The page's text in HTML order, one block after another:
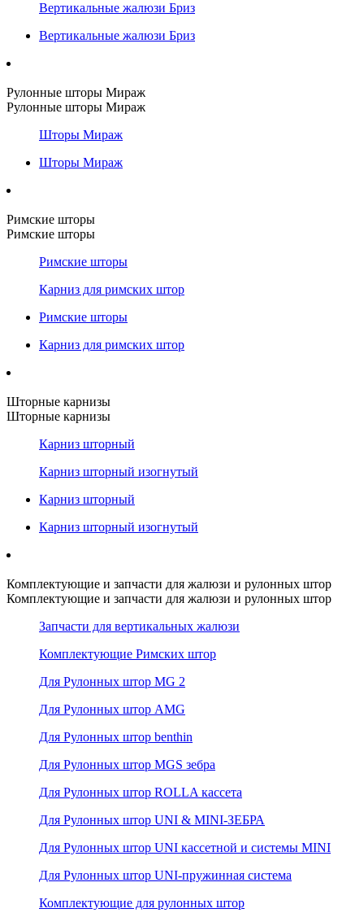
Вертикальные жалюзи Бриз
Вертикальные жалюзи Бриз
Рулонные шторы Мираж
Рулонные шторы Мираж
Шторы Мираж
Шторы Мираж
Римские шторы
Римские шторы
Римские шторы
Карниз для римских штор
Римские шторы
Карниз для римских штор
Шторные карнизы
Шторные карнизы
Карниз шторный
Карниз шторный изогнутый
Карниз шторный
Карниз шторный изогнутый
Комплектующие и запчасти для жалюзи и рулонных штор
Комплектующие и запчасти для жалюзи и рулонных штор
Запчасти для вертикальных жалюзи
Комплектующие Римских штор
Для Рулонных штор MG 2
Для Рулонных штор AMG
Для Рулонных штор benthin
Для Рулонных штор MGS зебра
Для Рулонных штор ROLLA кассета
Для Рулонных штор UNI & MINI-ЗЕБРА
Для Рулонных штор UNI кассетной и системы MINI
Для Рулонных штор UNI-пружинная система
Комплектующие для рулонных штор